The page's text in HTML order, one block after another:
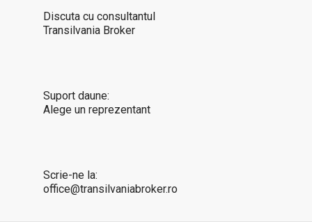
Discuta cu consultantul
Transilvania Broker
Suport daune:
Alege un reprezentant
Scrie-ne la:
office@transilvaniabroker.ro